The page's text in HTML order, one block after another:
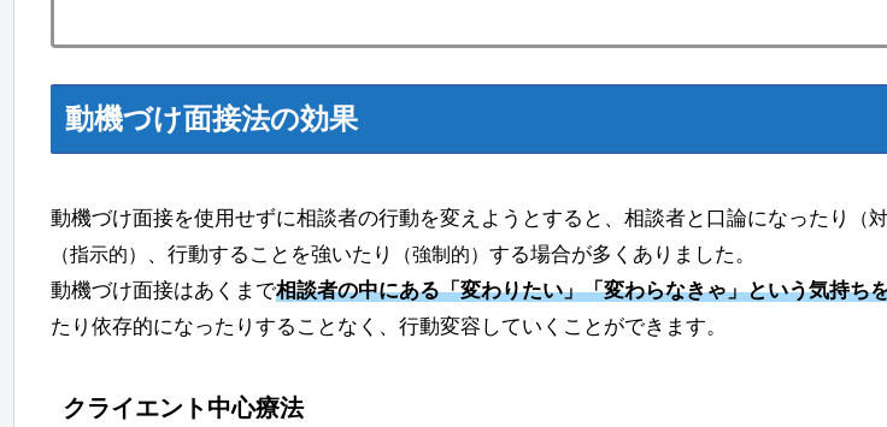
動機づけ面接法の効果
動機づけ面接を使用せずに相談者の行動を変えようとすると、相談者と口論になったり （
（指示的） 、行動することを強いたり （強制的） する場合が多くありました。
動機づけ面接はあくまで相談者の中にある「変わりたい」「変わらなきゃ」という気持ち
たり依存的になったりすることなく、行動変容していくことができます。
クライエント中心療法